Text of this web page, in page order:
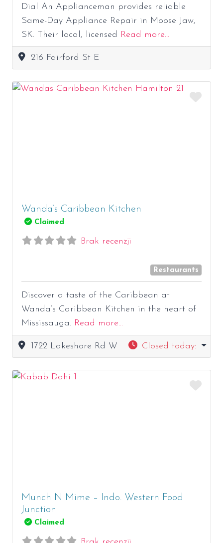
Dial An Applianceman provides reliable
Same-Day Appliance Repair in Moose Jaw,
SK. Their local, licensed Read more…
216 Fairford St E
Wanda’s Caribbean Kitchen
Claimed
Brak recenzji
Restaurants
Discover a taste of the Caribbean at
Wanda’s Caribbean Kitchen in the heart of
Mississauga. Read more…
1722 Lakeshore Rd W Closed today:
Munch N Mime – Indo. Western Food
Junction
Claimed